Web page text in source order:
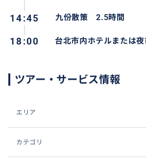
す。潮風を感じながらの散策は、ま
地元海鮮レストランで新鮮な海の
■ 九份（きゅうふん）
14:45 九份散策 2.5時間
18:00 台北市内ホテルまたは
ツアー・サービス情報
エリア
カテゴリ